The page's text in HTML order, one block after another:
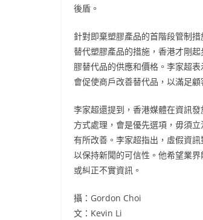
後盾。
針對即棄塑膠產品的首階段管制
替代塑膠產品的措施，香港才剛
膠替代品的供應和價格。李家超
會促使商戶改善替代品，以滿足顧
李家超還提到，香港媒體在資訊
方式處理，會是優先選項，毋須
有所改善。李家超指出，虛假資
以保持新聞的可信性。他希望業
或糾正不實資訊。
攝：Gordon Choi
文：Kevin Li